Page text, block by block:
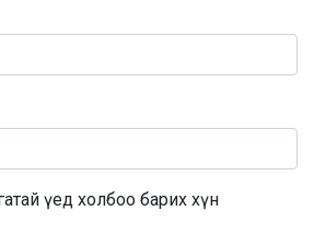
үед холбоо барих хүн